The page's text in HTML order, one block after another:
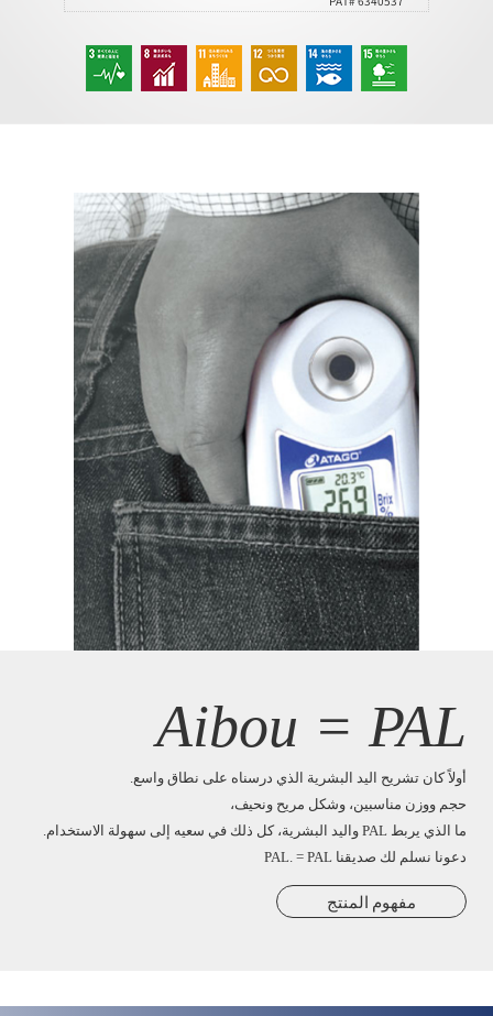
Aibou = PAL
أولاً كان تشريح اليد البشرية الذي درسناه على نطاق واسع.
حجم ووزن مناسبين، وشكل مريح ونحيف،
ما الذي يربط PAL واليد البشرية، كل ذلك في سعيه إلى سهولة الاستخدام.
دعونا نسلم لك صديقنا PAL. = PAL
مفهوم المنتج